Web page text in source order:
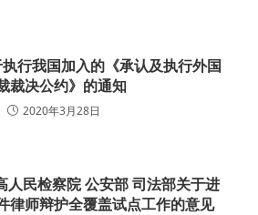
行我国加入的《承认及执行外国
裁决公约》的通知
2020年3月28日
人民检察院 公安部 司法部关于进
律师辩护全覆盖试点工作的意见